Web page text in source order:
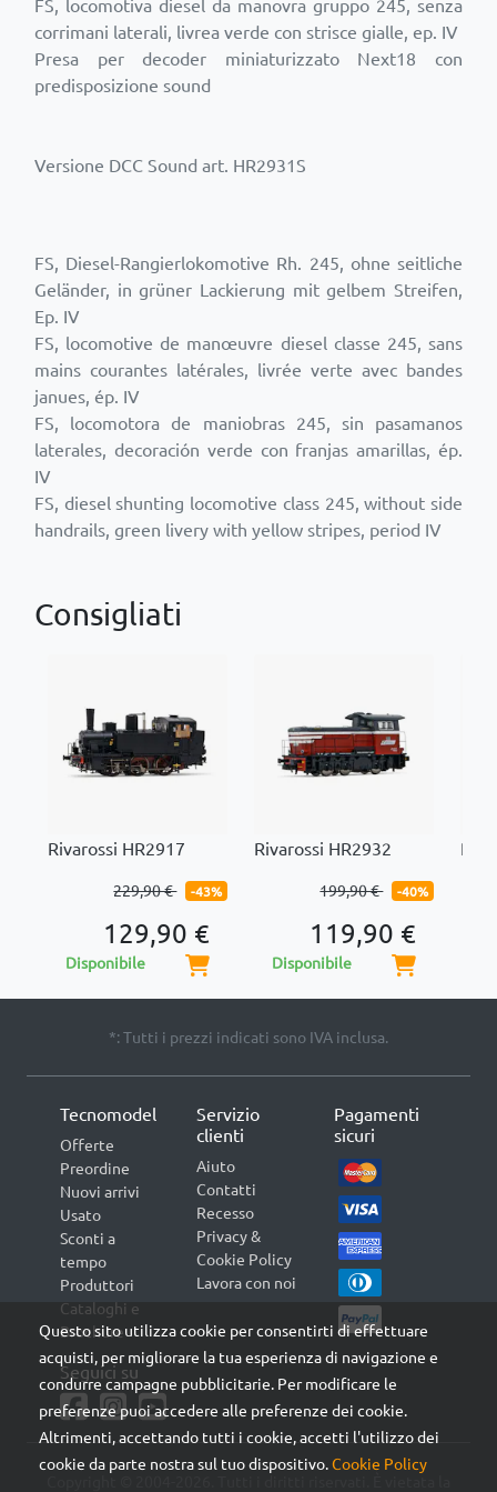
FS, locomotiva diesel da manovra gruppo 245, senza
corrimani laterali, livrea verde con strisce gialle, ep. IV
Presa per decoder miniaturizzato Next18 con
predisposizione sound
Versione DCC Sound art. HR2931S
FS, Diesel-Rangierlokomotive Rh. 245, ohne seitliche
Geländer, in grüner Lackierung mit gelbem Streifen,
Ep. IV
FS, locomotive de manœuvre diesel classe 245, sans
mains courantes latérales, livrée verte avec bandes
janues, ép. IV
FS, locomotora de maniobras 245, sin pasamanos
laterales, decoración verde con franjas amarillas, ép.
IV
FS, diesel shunting locomotive class 245, without side
handrails, green livery with yellow stripes, period IV
Consigliati
Rivarossi HR2917
229,90 € -43%
129,90 €
Disponibile
Rivarossi HR2932
199,90 € -40%
119,90 €
Disponibile
*: Tutti i prezzi indicati sono IVA inclusa.
Tecnomodel
Offerte
Preordine
Nuovi arrivi
Usato
Sconti a
tempo
Produttori
Cataloghi e
Brochure
Servizio
clienti
Aiuto
Contatti
Recesso
Privacy &
Cookie Policy
Lavora con noi
Pagamenti
sicuri
Seguici su
Questo sito utilizza cookie per consentirti di effettuare
acquisti, per migliorare la tua esperienza di navigazione e
condurre campagne pubblicitarie. Per modificare le
preferenze puoi accedere alle preferenze dei cookie.
Altrimenti, accettando tutti i cookie, accetti l'utilizzo dei
cookie da parte nostra sul tuo dispositivo.Cookie Policy